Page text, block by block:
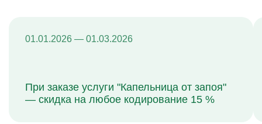
01.01.2026 — 01.03.2026
При заказе услуги "Капельница от запоя"
— скидка на любое кодирование 15 %